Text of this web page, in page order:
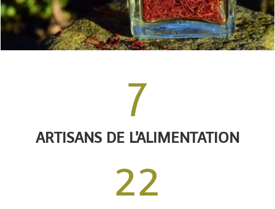
7
ARTISANS DE L'ALIMENTATION
22